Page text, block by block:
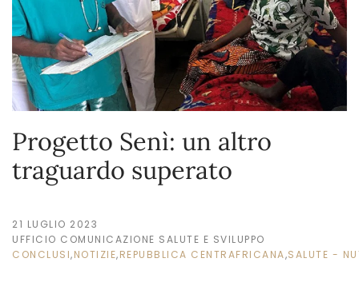
Progetto Senì: un altro
traguardo superato
21 LUGLIO 2023
UFFICIO COMUNICAZIONE SALUTE E SVILUPPO
CONCLUSI,NOTIZIE,REPUBBLICA CENTRAFRICANA,SALUTE -